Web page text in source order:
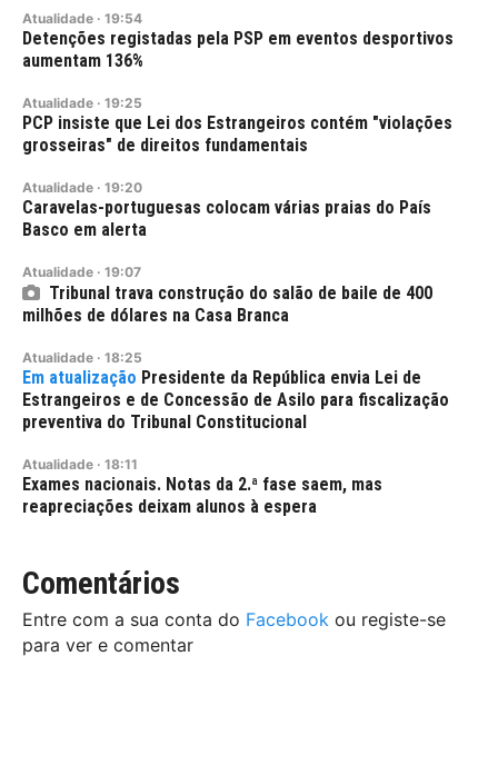
Atualidade · 19:54
Detenções registadas pela PSP em eventos desportivos
aumentam 136%
Atualidade · 19:25
PCP insiste que Lei dos Estrangeiros contém "violações
grosseiras" de direitos fundamentais
Atualidade · 19:20
Caravelas-portuguesas colocam várias praias do País
Basco em alerta
Atualidade · 19:07
Tribunal trava construção do salão de baile de 400
milhões de dólares na Casa Branca
Atualidade · 18:25
Presidente da República envia Lei de
Estrangeiros e de Concessão de Asilo para fiscalização
preventiva do Tribunal Constitucional
Atualidade · 18:11
Exames nacionais. Notas da 2.ª fase saem, mas
reapreciações deixam alunos à espera
Comentários
Entre com a sua conta do Facebook ou registe-se
para ver e comentar